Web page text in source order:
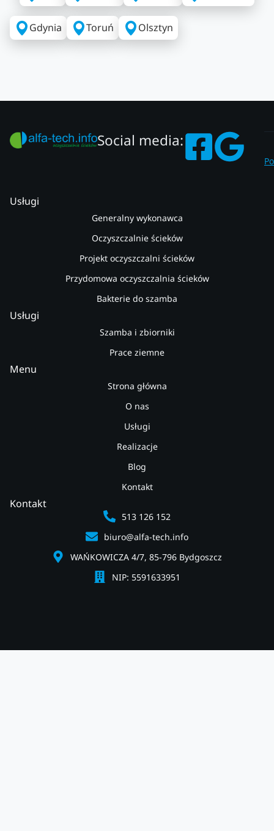
Gdynia Toruń Olsztyn
Social media:
Usługi
Generalny wykonawca
Oczyszczalnie ścieków
Projekt oczyszczalni ścieków
Przydomowa oczyszczalnia ścieków
Bakterie do szamba
Usługi
Szamba i zbiorniki
Prace ziemne
Menu
Strona główna
O nas
Usługi
Realizacje
Blog
Kontakt
Kontakt
513 126 152
biuro@alfa-tech.info
WAŃKOWICZA 4/7, 85-796 Bydgoszcz
NIP: 5591633951